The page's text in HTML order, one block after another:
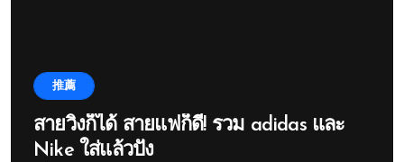
推薦
สายวิ่งก็ได้ สายแฟก็ดี! รวม adidas และ
Nike ใส่แล้วปัง